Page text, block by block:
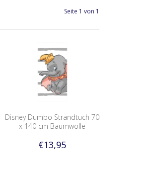
Seite 1 von 1
Disney Dumbo Strandtuch 70
x 140 cm Baumwolle
€13,95